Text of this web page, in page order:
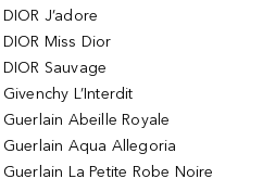
DIOR J’adore
DIOR Miss Dior
DIOR Sauvage
Givenchy L’Interdit
Guerlain Abeille Royale
Guerlain Aqua Allegoria
Guerlain La Petite Robe Noire